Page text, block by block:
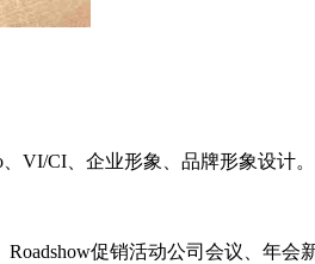
VI/CI、企业形象、品牌形象设计
促销活动公司会议、年会